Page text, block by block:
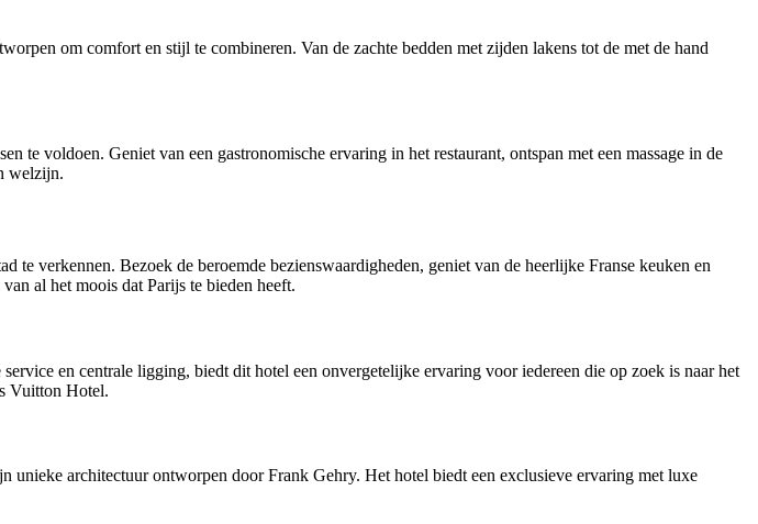
om comfort en stijl te combineren. Van de zachte bedden met zijden lakens tot de met de hand
te voldoen. Geniet van een gastronomische ervaring in het restaurant, ontspan met een massage in de
welzijn.
verkennen. Bezoek de beroemde bezienswaardigheden, geniet van de heerlijke Franse keuken en
al het moois dat Parijs te bieden heeft.
en centrale ligging, biedt dit hotel een onvergetelijke ervaring voor iedereen die op zoek is naar het
Vuitton Hotel.
architectuur ontworpen door Frank Gehry. Het hotel biedt een exclusieve ervaring met luxe